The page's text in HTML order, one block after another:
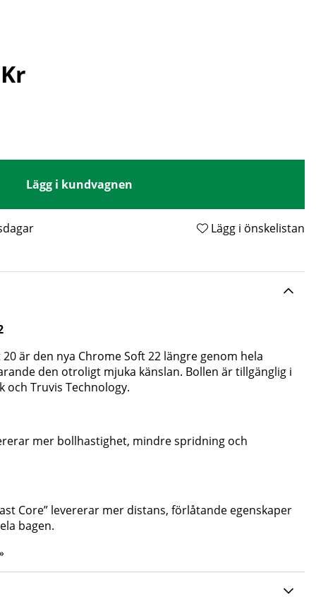
Lägg i kundvagnen
Lägg i önskelistan
är den nya Chrome Soft 22 längre genom hela
den otroligt mjuka känslan. Bollen är tillgänglig i
och Truvis Technology.
mer bollhastighet, mindre spridning och
Core” levererar mer distans, förlåtande egenskaper
bagen.